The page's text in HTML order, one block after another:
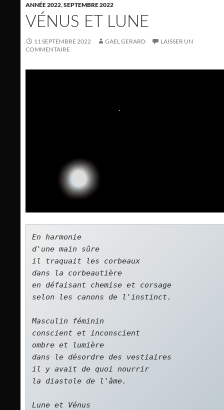
ANNÉE 2022,SEPTEMBRE 2022
VÉNUS ET LUNE
11 SEPTEMBRE 2022 GAEL GERARD
LAISSER UN
COMMENTAIRE
En harmonie
d'une main sûre
il traquait les corbeaux
dans la corbeautière
en défaisant chemise et corsage
selon les canons de l'instinct.
Masculin féminin
conscient et inconscient
ombre et lumière
dans le désordre des vestiaires
il y avait de quoi nourrir
la diastole de l'âme.
Lune et Vénus